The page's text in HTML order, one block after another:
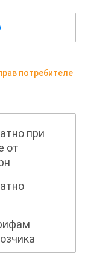
потребителе
при
от